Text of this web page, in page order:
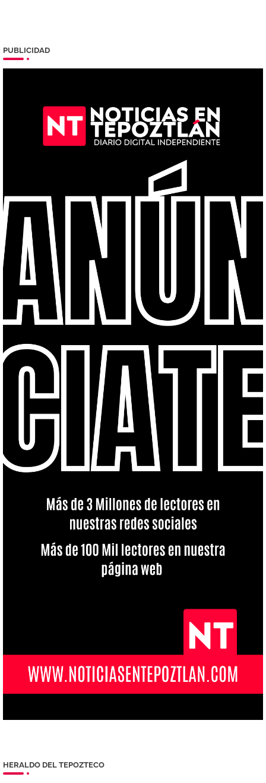
PUBLICIDAD
HERALDO DEL TEPOZTECO